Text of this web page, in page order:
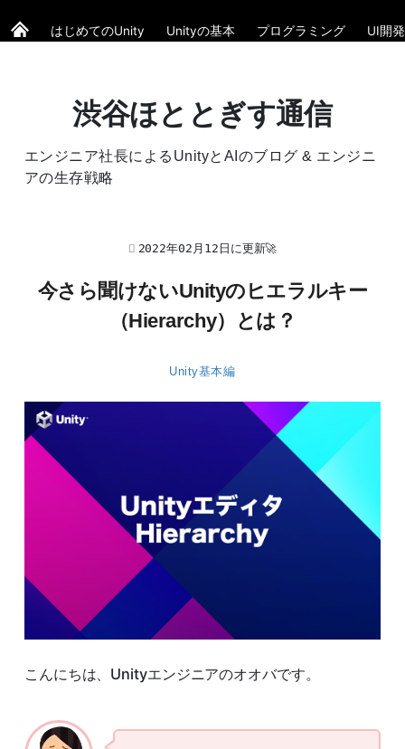
はじめてのUnity Unityの基本 プログラミング UI開発
渋谷ほととぎす通信
エンジニア社長によるUnityとAIのブログ & エンジニ
アの生存戦略
2022年02月12日に更新🚀
今さら聞けないUnityのヒエラルキー
（Hierarchy）とは？
Unity基本編
こんにちは、Unityエンジニアのオオバです。